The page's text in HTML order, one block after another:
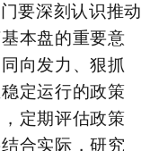
要深刻认识推动
本盘的重要意
向发力、狠抓
定运行的政策
定期评估政策
合实际，研究